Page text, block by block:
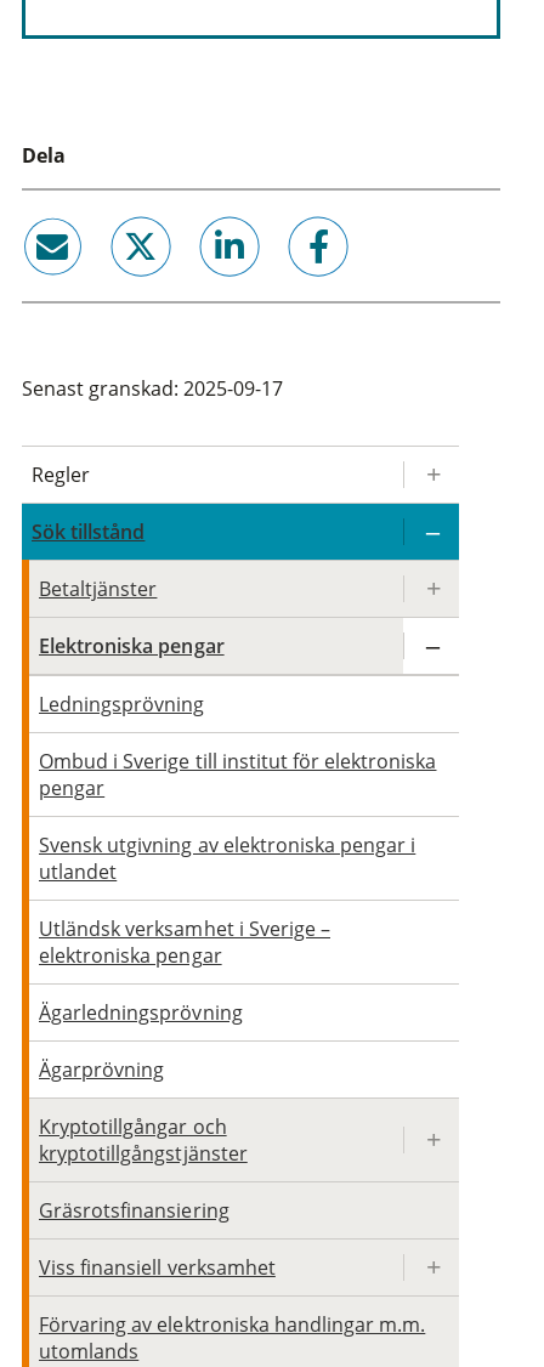
Dela
Senast granskad: 2025-09-17
Regler
Sök tillstånd
Betaltjänster
Elektroniska pengar
Ledningsprövning
Ombud i Sverige till institut för elektroniska
pengar
Svensk utgivning av elektroniska pengar i
utlandet
Utländsk verksamhet i Sverige –
elektroniska pengar
Ägarledningsprövning
Ägarprövning
Kryptotillgångar och
kryptotillgångstjänster
Gräsrotsfinansiering
Viss finansiell verksamhet
Förvaring av elektroniska handlingar m.m.
utomlands